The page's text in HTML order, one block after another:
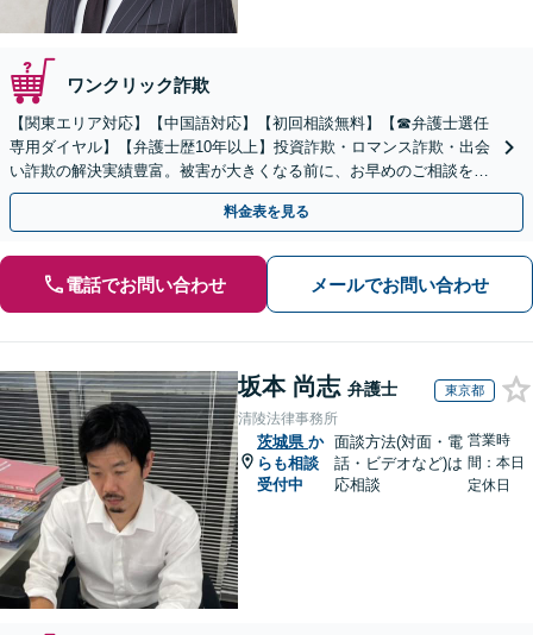
ワンクリック詐欺
【関東エリア対応】【中国語対応】【初回相談無料】【☎︎弁護士選任
専用ダイヤル】【弁護士歴10年以上】投資詐欺・ロマンス詐欺・出会
い詐欺の解決実績豊富。被害が大きくなる前に、お早めのご相談を。
セカンドオピニオン・オンラインの対応も可能
料金表を見る
電話でお問い合わせ メールでお問い合わせ
坂本 尚志 弁護士 東京都
清陵法律事務所
茨城県 か
らも相談
受付中
面談方法(対面・電
話・ビデオなど)は
応相談
営業時
間：本日
定休日